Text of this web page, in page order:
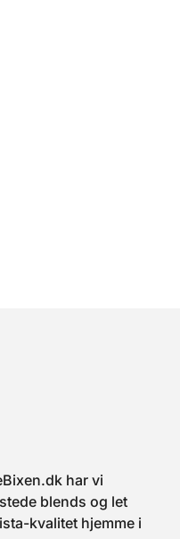
har vi
blends og let
kvalitet hjemme i